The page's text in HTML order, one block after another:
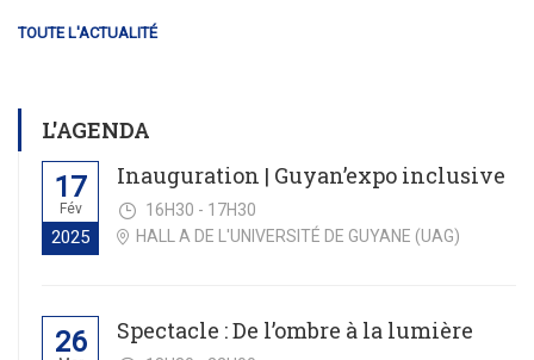
TOUTE L'ACTUALITÉ
L'AGENDA
17
Fév
2025
Inauguration | Guyan’expo inclusive
16H30 - 17H30
HALL A DE L'UNIVERSITÉ DE GUYANE (UAG)
26 Spectacle : De l’ombre à la lumière